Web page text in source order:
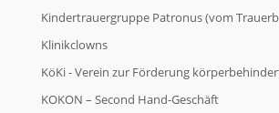
Kindertrauergruppe Patronus (vom
Klinikclowns
KöKi - Verein zur Förderung
KOKON – Second Hand-Geschäft